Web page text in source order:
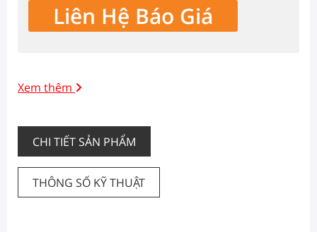
Liên Hệ Báo Giá
Xem thêm
CHI TIẾT SẢN PHẨM
THÔNG SỐ KỸ THUẬT